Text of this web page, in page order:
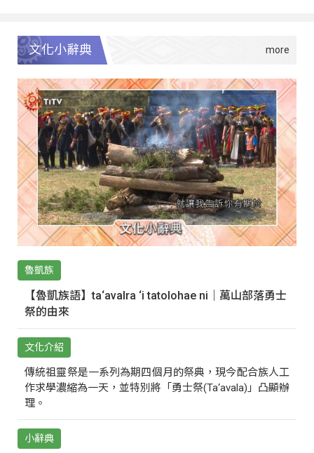
文化小辭典
魯凱族
【魯凱族語】ta‘avalra ‘i tatolohae ni｜萬山部落勇士
祭的由來
文化介紹
傳統祖靈祭是一系列為期四個月的祭典，現今配合族人工
作求學濃縮為一天，並特別將「勇士祭(Ta‘avala)」凸顯辦
理。
小辭典